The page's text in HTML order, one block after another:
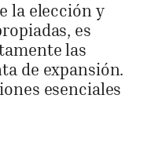
la elección y
es
las
de expansión.
esenciales